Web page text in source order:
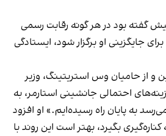
گفته بود در هر گونه رقابت رسمی
جایگزینی او برگزار شود، ایستادگی
از حامیان وس استریتینگ، وزیر
احتمالی جانشینی استارمر، به
به پایان راه رسیده‌ایم.» او افزود
بگیرد، بهتر است این روند با